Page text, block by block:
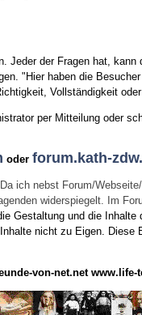
der Fragen hat,
"Hier haben die
Vollständigkeit
per Mitteilung oder
oderforum.kath-
ich nebst Forum/
widerspiegelt. Im
Gestaltung und die
nicht zu Eigen. Diese
von-net.net www.life-